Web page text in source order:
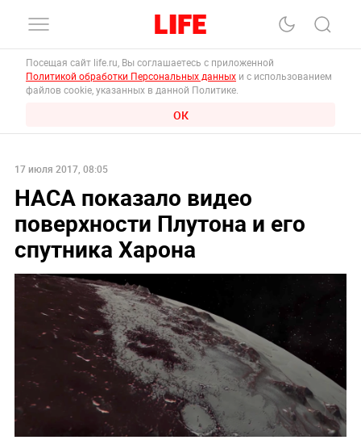
Посещая сайт life.ru, Вы соглашаетесь с приложенной
Политикой обработки Персональных данных и с использованием
файлов cookie, указанных в данной Политике.
ОК
17 июля 2017, 08:05
НАСА показало видео
поверхности Плутона и его
спутника Харона